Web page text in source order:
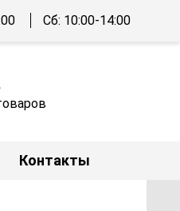
Контакты
Сб: 10:00-14:00